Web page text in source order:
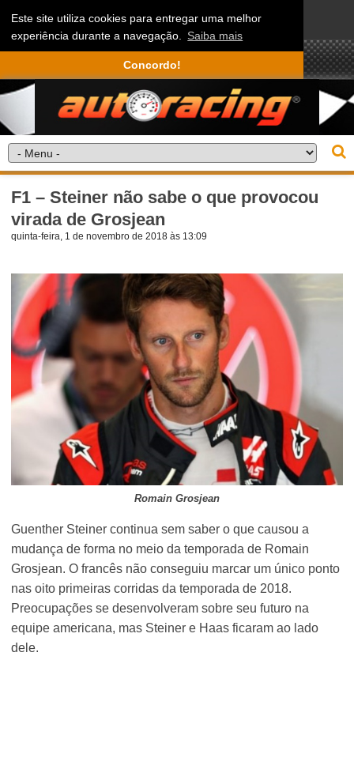
Este site utiliza cookies para entregar uma melhor
experiência durante a navegação. Saiba mais
Concordo!
F1 – Steiner não sabe o que provocou
virada de Grosjean
quinta-feira, 1 de novembro de 2018 às 13:09
Romain Grosjean
Guenther Steiner continua sem saber o que causou a
mudança de forma no meio da temporada de Romain
Grosjean. O francês não conseguiu marcar um único ponto
nas oito primeiras corridas da temporada de 2018.
Preocupações se desenvolveram sobre seu futuro na
equipe americana, mas Steiner e Haas ficaram ao lado
dele.